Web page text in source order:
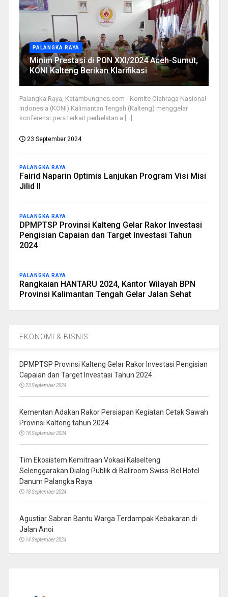
PALANGKA RAYA
Minim Prestasi di PON XXI/2024 Aceh-Sumut,
KONI Kalteng Berikan Klarifikasi
Palangka Raya, Katambungnes.com - Komite Olahraga Nasional
Indonesia (KONI) Kalimantan Tengah (Kalteng) menggelar
konferensi pers terkait perhelatan a [...]
23 September 2024
PALANGKA RAYA
Fairid Naparin Optimis Lanjukan Program Visi Misi
Jilid II
PALANGKA RAYA
DPMPTSP Provinsi Kalteng Gelar Rakor Investasi
Pengisian Capaian dan Target Investasi Tahun
2024
PALANGKA RAYA
Rangkaian HANTARU 2024, Kantor Wilayah BPN
Provinsi Kalimantan Tengah Gelar Jalan Sehat
EKONOMI & BISNIS
DPMPTSP Provinsi Kalteng Gelar Rakor Investasi Pengisian
Capaian dan Target Investasi Tahun 2024
23 September 2024
Kementan Adakan Rakor Persiapan Kegiatan Cetak Sawah
Provinsi Kalteng tahun 2024
18 September 2024
Tim Ekosistem Kemitraan Vokasi Kalselteng
Selenggarakan Dialog Publik di Ballroom Swiss-Bel Hotel
Danum Palangka Raya
18 September 2024
Agustiar Sabran Bantu Warga Terdampak Kebakaran di
Jalan Anoi
14 September 2024